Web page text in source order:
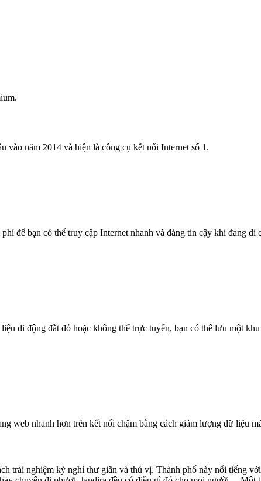
vào năm 2014 và hiện là công cụ kết nối Internet số 1.
để bạn có thể truy cập Internet nhanh và đáng tin cậy khi đang di
di động đắt đỏ hoặc không thể trực tuyến, bạn có thể lưu một
web nhanh hơn trên kết nối chậm bằng cách giảm lượng dữ liệu
trải nghiệm kỳ nghỉ thư giãn và thú vị. Thành phố này nổi tiếng